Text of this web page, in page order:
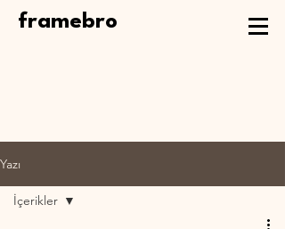
framebro
Yazı
İçerikler